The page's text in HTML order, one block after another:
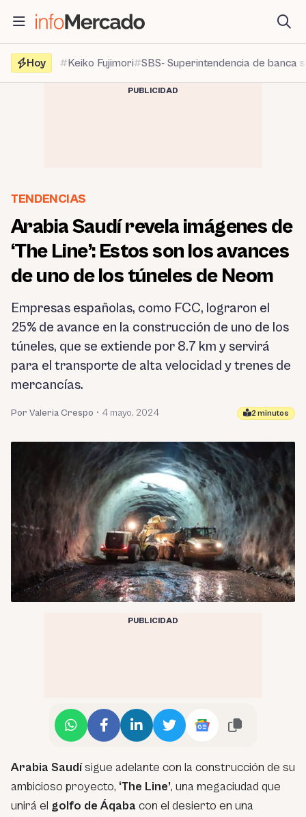
contenido
Hoy
Keiko Fujimori SBS- Superintendencia de banca
PUBLICIDAD
TENDENCIAS
Arabia Saudí revela imágenes de
‘The Line’: Estos son los avances
de uno de los túneles de Neom
Empresas españolas, como FCC, lograron el
25% de avance en la construcción de uno de los
túneles, que se extiende por 8.7 km y servirá
para el transporte de alta velocidad y trenes de
mercancías.
Por Valeria Crespo • 4 mayo, 2024 2 minutos
PUBLICIDAD
Arabia Saudísigue adelante con la construcción de su
ambicioso proyecto, ‘The Line’, una megaciudad que
unirá el golfo de Áqaba con el desierto en una